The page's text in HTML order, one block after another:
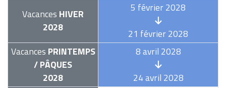
Vacances HIVER
2028
5 février 2028
21 février 2028
Vacances PRINTEMPS
/ PÂQUES
2028
8 avril 2028
24 avril 2028